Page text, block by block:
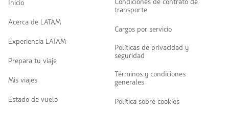
Inicio
Acerca de LATAM
Experiencia LATAM
Prepara tu viaje
Mis viajes
Estado de vuelo
transporte
Cargos por servicio
Políticas de privacidad y
seguridad
Términos y condiciones
generales
Política sobre cookies